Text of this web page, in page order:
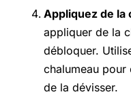
Appliquez de la
appliquer de la
débloquer.
chalumeau pour
de la dévisser.